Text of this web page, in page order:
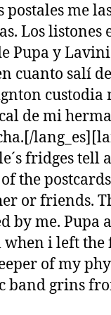
postales me
Los listones
Pupa y
cuanto salí
custodia
de mi
fridges tell
the
or friends.
by me. Pupa
when i left the
of my
band grins